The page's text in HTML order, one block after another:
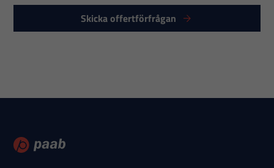
Skicka offertförfrågan